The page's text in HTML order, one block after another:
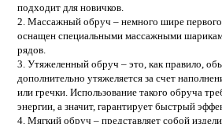
подходит для новичков.
2. Массажный обруч – немного шире
оснащен специальными массажными
рядов.
3. Утяжеленный обруч – это, как правило,
дополнительно утяжеляется за счет
или гречки. Использование такого обруча
энергии, а значит, гарантирует быстрый
4. Мягкий обруч – представляет собой